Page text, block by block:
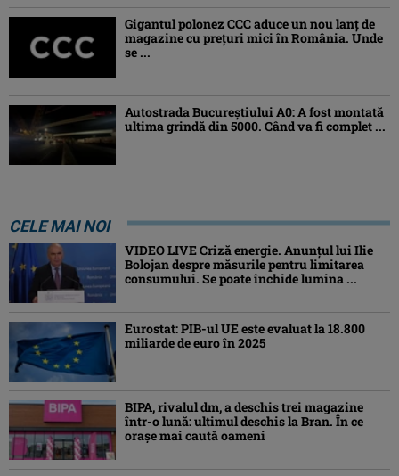
Gigantul polonez CCC aduce un nou lanț de
magazine cu prețuri mici în România. Unde
se ...
Autostrada Bucureștiului A0: A fost montată
ultima grindă din 5000. Când va fi complet ...
CELE MAI NOI
VIDEO LIVE Criză energie. Anunțul lui Ilie
Bolojan despre măsurile pentru limitarea
consumului. Se poate închide lumina ...
Eurostat: PIB-ul UE este evaluat la 18.800
miliarde de euro în 2025
BIPA, rivalul dm, a deschis trei magazine
într-o lună: ultimul deschis la Bran. În ce
orașe mai caută oameni